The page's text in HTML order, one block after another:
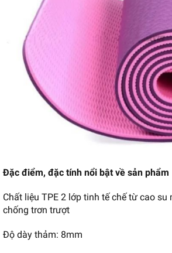
Đặc điểm, đặc tính nổi bật về sản phẩm
Chất liệu TPE 2 lớp tinh tế chế từ cao su
chống trơn trượt
Độ dày thảm: 8mm